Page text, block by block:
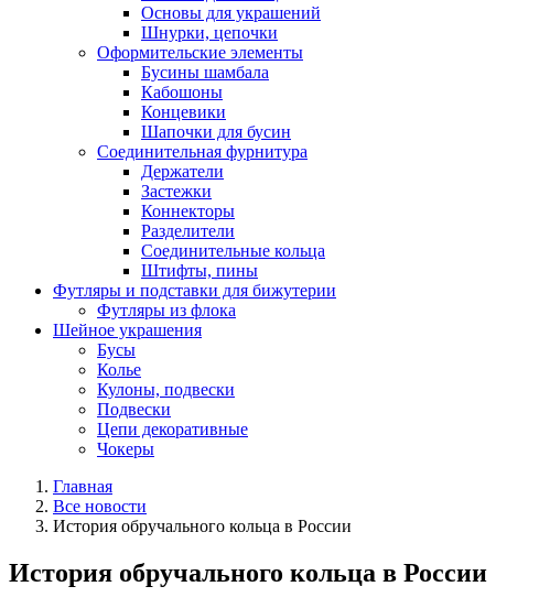
Основы для украшений
Шнурки, цепочки
Оформительские элементы
Бусины шамбала
Кабошоны
Концевики
Шапочки для бусин
Соединительная фурнитура
Держатели
Застежки
Коннекторы
Разделители
Соединительные кольца
Штифты, пины
Футляры и подставки для бижутерии
Футляры из флока
Шейное украшения
Бусы
Колье
Кулоны, подвески
Подвески
Цепи декоративные
Чокеры
Главная
Все новости
История обручального кольца в России
История обручального кольца в России